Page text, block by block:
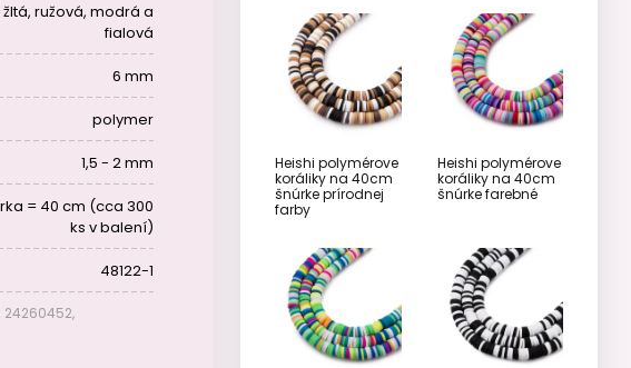
žltá, ružová, modrá a
fialová
6 mm
polymer
1,5 - 2 mm
= 40 cm (cca 300
ks v balení)
48122-1
24260452,
Heishi polymérove
koráliky na 40cm
šnúrke prírodnej
farby
Heishi polymérove
koráliky na 40cm
šnúrke farebné